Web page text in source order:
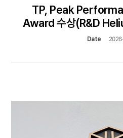
TP, Peak
Award 수상(R&D
Date